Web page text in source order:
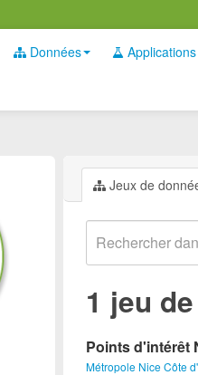
Données Applications
Jeux de
1 jeu
Points d'intérêt
Métropole Nice Côte